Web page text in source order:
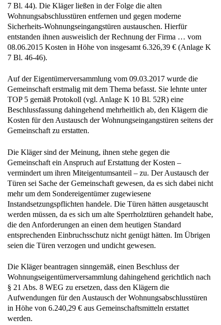
7 Bl. 44). Die Kläger ließen in der Folge die alten
Wohnungsabschlusstüren entfernen und gegen moderne
Sicherheits-Wohnungseingangstüren austauschen. Hierfür
entstanden ihnen ausweislich der Rechnung der Firma … vom
08.06.2015 Kosten in Höhe von insgesamt 6.326,39 € (Anlage K
7 Bl. 46-46).
Auf der Eigentümerversammlung vom 09.03.2017 wurde die
Gemeinschaft erstmalig mit dem Thema befasst. Sie lehnte unter
TOP 5 gemäß Protokoll (vgl. Anlage K 10 Bl. 52R) eine
Beschlussfassung dahingehend mehrheitlich ab, den Klägern die
Kosten für den Austausch der Wohnungseingangstüren seitens der
Gemeinschaft zu erstatten.
Die Kläger sind der Meinung, ihnen stehe gegen die
Gemeinschaft ein Anspruch auf Erstattung der Kosten –
vermindert um ihren Miteigentumsanteil – zu. Der Austausch der
Türen sei Sache der Gemeinschaft gewesen, da es sich dabei nicht
mehr um dem Sondereigentümer zugewiesene
Instandsetzungspflichten handele. Die Türen hätten ausgetauscht
werden müssen, da es sich um alte Sperrholztüren gehandelt habe,
die den Anforderungen an einen dem heutigen Standard
entsprechenden Einbruchsschutz nicht genügt hätten. Im Übrigen
seien die Türen verzogen und undicht gewesen.
Die Kläger beantragen sinngemäß, einen Beschluss der
Wohnungseigentümerversammlung dahingehend gerichtlich nach
§ 21 Abs. 8 WEG zu ersetzen, dass den Klägern die
Aufwendungen für den Austausch der Wohnungsabschlusstüren
in Höhe von 6.240,29 € aus Gemeinschaftsmitteln erstattet
werden.